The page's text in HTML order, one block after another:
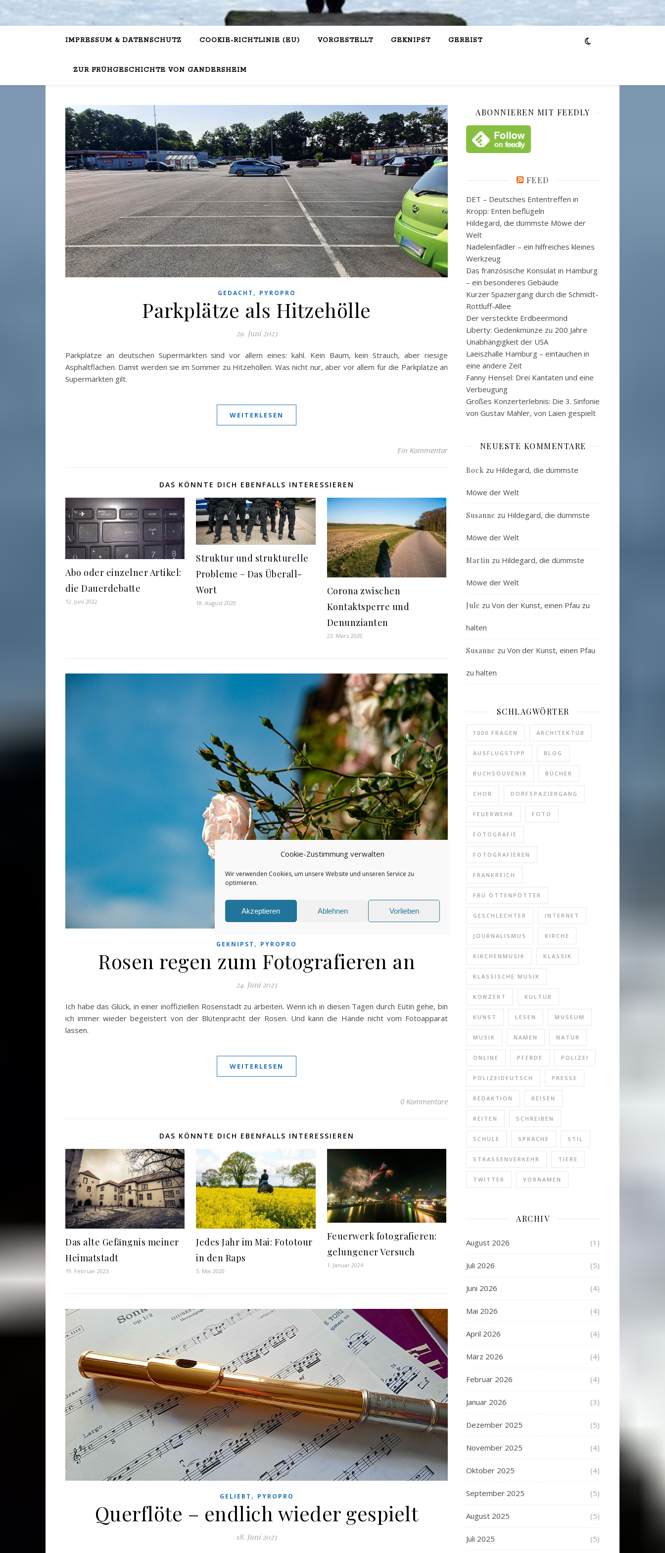
Cookie-Zustimmung verwalten
Wir verwenden Cookies, um unsere Website und unseren Service zu
optimieren.
Akzeptieren Ablehnen Vorlieben
IMPRESSUM & DATENSCHUTZ COOKIE-RICHTLINIE (EU) VORGESTELLT GEKNIPST GEREIST
ZUR FRÜHGESCHICHTE VON GANDERSHEIM
GEDACHT , PYROPRO
Parkplätze als Hitzehölle
29. Juni 2023
Parkplätze an deutschen Supermärkten sind vor allem eines: kahl. Kein Baum, kein Strauch, aber riesige
Asphaltflächen. Damit werden sie im Sommer zu Hitzehöllen. Was nicht nur, aber vor allem für die Parkplätze an
Supermärkten gilt.
WEITERLESEN
Ein Kommentar
DAS KÖNNTE DICH EBENFALLS INTERESSIEREN
Abo oder einzelner Artikel:
die Dauerdebatte
12. Juni 2022
Struktur und strukturelle
Probleme – Das Überall-
Wort
18. August 2020
Corona zwischen
Kontaktsperre und
Denunzianten
23. März 2020
GEKNIPST , PYROPRO
Rosen regen zum Fotografieren an
24. Juni 2023
Ich habe das Glück, in einer inoffiziellen Rosenstadt zu arbeiten. Wenn ich in diesen Tagen durch Eutin gehe, bin
ich immer wieder begeistert von der Blütenpracht der Rosen. Und kann die Hände nicht vom Fotoapparat
lassen.
WEITERLESEN
0 Kommentare
DAS KÖNNTE DICH EBENFALLS INTERESSIEREN
Das alte Gefängnis meiner
Heimatstadt
19. Februar 2023
Jedes Jahr im Mai: Fototour
in den Raps
5. Mai 2020
Feuerwerk fotografieren:
gelungener Versuch
1. Januar 2024
GELIEBT , PYROPRO
Querflöte – endlich wieder gespielt
18. Juni 2023
ABONNIEREN MIT FEEDLY
FEED
DET – Deutsches Ententreffen in
Kropp: Enten beflügeln
Hildegard, die dümmste Möwe der
Welt
Nadeleinfädler – ein hilfreiches kleines
Werkzeug
Das französische Konsulat in Hamburg
– ein besonderes Gebäude
Kurzer Spaziergang durch die Schmidt-
Rottluff-Allee
Der versteckte Erdbeermond
Liberty: Gedenkmünze zu 200 Jahre
Unabhängigkeit der USA
Laeiszhalle Hamburg – eintauchen in
eine andere Zeit
Fanny Hensel: Drei Kantaten und eine
Verbeugung
Großes Konzerterlebnis: Die 3. Sinfonie
von Gustav Mahler, von Laien gespielt
NEUESTE KOMMENTARE
Bock zu Hildegard, die dümmste
Möwe der Welt
Susanne zu Hildegard, die dümmste
Möwe der Welt
Martin zu Hildegard, die dümmste
Möwe der Welt
Jule zu Von der Kunst, einen Pfau zu
halten
Susanne zu Von der Kunst, einen Pfau
zu halten
SCHLAGWÖRTER
1000 FRAGEN ARCHITEKTUR
AUSFLUGSTIPP BLOG
BUCHSOUVENIR BÜCHER
CHOR DORFSPAZIERGANG
FEUERWEHR FOTO
FOTOGRAFIE
FOTOGRAFIEREN
FRANKREICH
FRU ÖTTENPÖTTER
GESCHLECHTER INTERNET
JOURNALISMUS KIRCHE
KIRCHENMUSIK KLASSIK
KLASSISCHE MUSIK
KONZERT KULTUR
KUNST LESEN MUSEUM
MUSIK NAMEN NATUR
ONLINE PFERDE POLIZEI
POLIZEIDEUTSCH PRESSE
REDAKTION REISEN
REITEN SCHREIBEN
SCHULE SPRACHE STIL
STRASSENVERKEHR TIERE
TWITTER VORNAMEN
ARCHIV
August 2026 (1)
Juli 2026 (5)
Juni 2026 (4)
Mai 2026 (4)
April 2026 (4)
März 2026 (4)
Februar 2026 (4)
Januar 2026 (3)
Dezember 2025 (5)
November 2025 (4)
Oktober 2025 (4)
September 2025 (5)
August 2025 (5)
Juli 2025 (5)